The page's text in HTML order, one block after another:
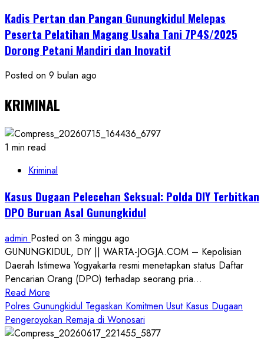
Kadis Pertan dan Pangan Gunungkidul Melepas
Peserta Pelatihan Magang Usaha Tani 7P4S/2025
Dorong Petani Mandiri dan Inovatif
Posted on 9 bulan ago
KRIMINAL
1 min read
Kriminal
Kasus Dugaan Pelecehan Seksual: Polda DIY Terbitkan
DPO Buruan Asal Gunungkidul
admin Posted on 3 minggu ago
GUNUNGKIDUL, DIY || WARTA-JOGJA.COM – Kepolisian
Daerah Istimewa Yogyakarta resmi menetapkan status Daftar
Pencarian Orang (DPO) terhadap seorang pria...
Read More
more
about
Kasus
Polres Gunungkidul Tegaskan Komitmen Usut Kasus Dugaan
Pengeroyokan Remaja di Wonosari